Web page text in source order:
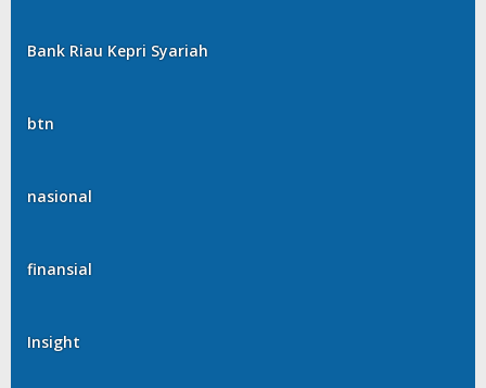
Bank Riau Kepri Syariah
btn
nasional
finansial
Insight